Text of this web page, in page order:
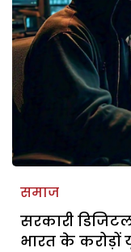
समाज
सरकारी
भारत के करोड़ों